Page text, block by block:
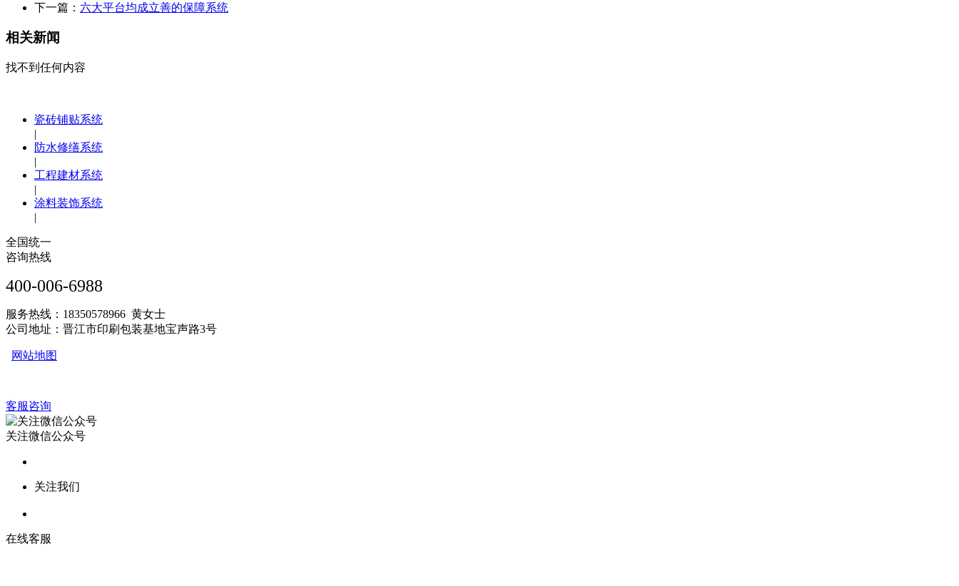
下一篇： 六大平台均成立善的保障系统
相关新闻
找不到任何内容
瓷砖铺贴系统
|
防水修缮系统
|
工程建材系统
|
涂料装饰系统
|
全国统一
咨询热线
400-006-6988
服务热线：18350578966 黄女士
公司地址：晋江市印刷包装基地宝声路3号
网站地图
客服咨询
关注微信公众号
关注我们
在线客服